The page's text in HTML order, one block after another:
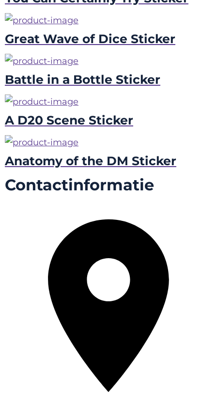
Great Wave of Dice Sticker
Battle in a Bottle Sticker
A D20 Scene Sticker
Anatomy of the DM Sticker
Contactinformatie